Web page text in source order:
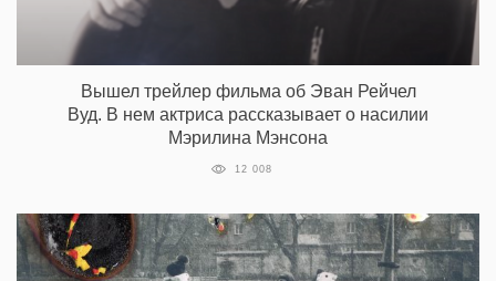
Вышел трейлер фильма об Эван Рейчел
Вуд. В нем актриса рассказывает о насилии
Мэрилина Мэнсона
12 008